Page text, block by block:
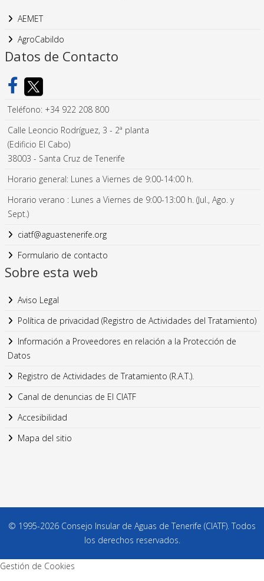
AEMET
AgroCabildo
Datos de Contacto
Teléfono: +34 922 208 800
Calle Leoncio Rodríguez, 3 - 2ª planta
(Edificio El Cabo)
38003 - Santa Cruz de Tenerife
Horario general: Lunes a Viernes de 9:00-14:00 h.
Horario verano : Lunes a Viernes de 9:00-13:00 h. (Jul., Ago. y
Sept.)
ciatf@aguastenerife.org
Formulario de contacto
Sobre esta web
Aviso Legal
Política de privacidad (Registro de Actividades del Tratamiento)
Información a Proveedores en relación a la Protección de
Datos
Registro de Actividades de Tratamiento (R.A.T.).
Canal de denuncias de El CIATF
Accesibilidad
Mapa del sitio
© 1995-2026 Consejo Insular de Aguas de Tenerife (CIATF). Todos
los derechos reservados.
Gestión de Cookies